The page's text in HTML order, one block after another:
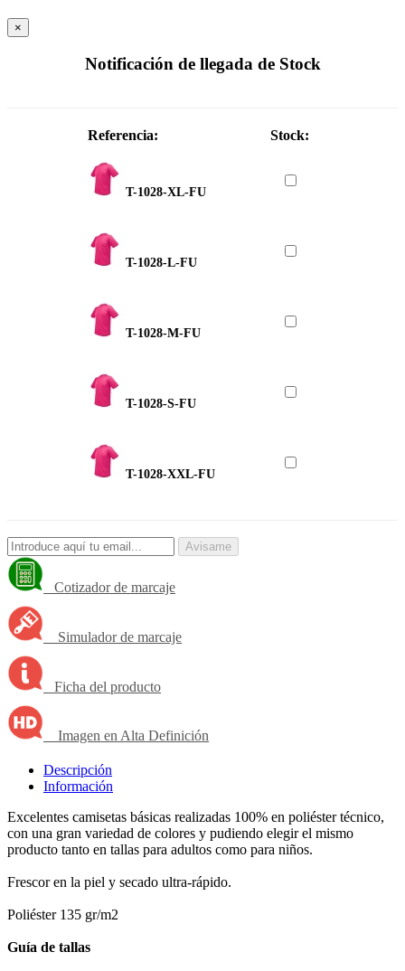
×
Notificación de llegada de Stock
Referencia: Stock:
T-1028-XL-FU
T-1028-L-FU
T-1028-M-FU
T-1028-S-FU
T-1028-XXL-FU
Avisame
Cotizador de marcaje
Simulador de marcaje
Ficha del producto
Imagen en Alta Definición
Descripción
Información
Excelentes camisetas básicas realizadas 100% en poliéster técnico,
con una gran variedad de colores y pudiendo elegir el mismo
producto tanto en tallas para adultos como para niños.
Frescor en la piel y secado ultra-rápido.
Poliéster 135 gr/m2
Guía de tallas